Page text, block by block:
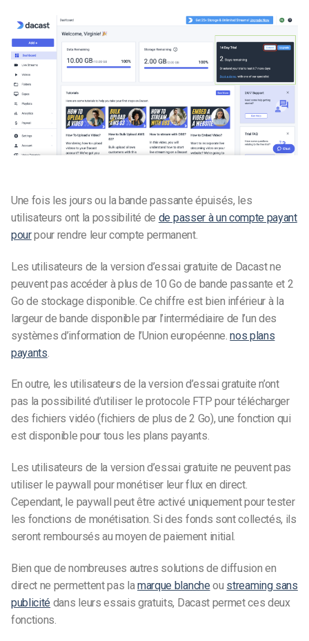
Une fois les jours ou la bande passante épuisés, les
utilisateurs ont la possibilité de de passer à un compte payant
pourpour rendre leur compte permanent.
Les utilisateurs de la version d’essai gratuite de Dacast ne
peuvent pas accéder à plus de 10 Go de bande passante et 2
Go de stockage disponible. Ce chiffre est bien inférieur à la
largeur de bande disponible par l’intermédiaire de l’un des
systèmes d’information de l’Union européenne.nos plans
payants
En outre, les utilisateurs de la version d’essai gratuite n’ont
pas la possibilité d’utiliser le protocole FTP pour télécharger
des fichiers vidéo (fichiers de plus de 2 Go), une fonction qui
est disponible pour tous les plans payants.
Les utilisateurs de la version d’essai gratuite ne peuvent pas
utiliser le paywall pour monétiser leur flux en direct.
Cependant, le paywall peut être activé uniquement pour tester
les fonctions de monétisation. Si des fonds sont collectés, ils
seront remboursés au moyen de paiement initial.
Bien que de nombreuses autres solutions de diffusion en
direct ne permettent pas lamarque blanche ou streaming sans
publicité dans leurs essais gratuits, Dacast permet ces deux
fonctions.